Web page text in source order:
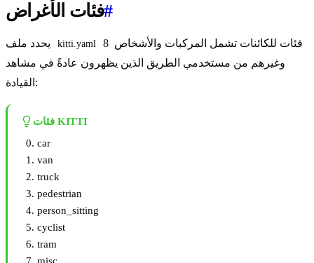
فئات الأغراض#
kitti.yaml
8 فئات للكائنات تشمل المركبات والأشخاص
وغيرهم من مستخدمي الطريق الذين يظهرون عادةً في مشاهد
القيادة:
فئات KITTI
car
van
truck
pedestrian
person_sitting
cyclist
tram